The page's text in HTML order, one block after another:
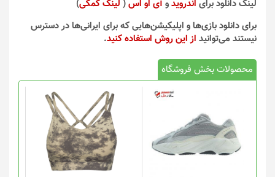
لینک دانلود برای اندرویدوآی او اس( لینک کمکی)
برای دانلود بازی‌ها و اپلیکیشن‌هایی که برای ایرانی‌ها در دسترس
نیستند می‌توانید از این روش استفاده کنید.
محصولات بخش فروشگاه
این
محصول
دارای
انواع
مختلفی
می